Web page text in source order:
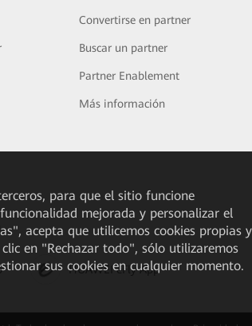
Convertirse en partner
Buscar un partner
Partner Enablement
Más información
HUAWEI eFly App
para que el sitio funcione
mejorada y personalizar el
acepta que utilicemos cookies propias y
en "Rechazar todo", sólo utilizaremos
sus cookies en cualquier momento.